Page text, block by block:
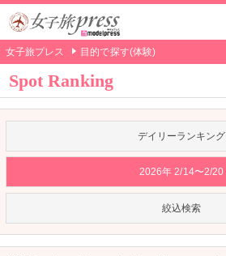
女子旅プレス 目的で探す(体験)
Spot Ranking
デイリーランキング
2026年 2/14〜2/20
絞込検索